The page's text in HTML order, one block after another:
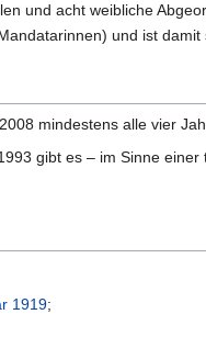
und acht weibliche
und ist damit
mindestens alle vier
gibt es – im Sinne
1919;